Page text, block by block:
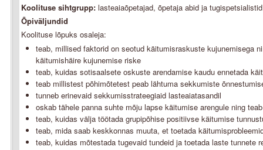
Koolituse sihtgrupp: lasteaiaõpetajad, õpetaja abid ja tugispetsialistid
Õpiväljundid
Koolituse lõpuks osaleja:
teab, millised faktorid on seotud käitumisraskuste kujunemisega
käitumishäire kujunemise riske
teab, kuidas sotisaalsete oskuste arendamise kaudu ennetada
teab millistest põhimõtetest peab lähtuma sekkumiste
tunneb erinevaid sekkumisstrateegiaid lasteaiatasandil
oskab tähele panna suhte mõju lapse käitumise arengule ning
teab, kuidas välja töötada grupipõhise positiivse käitumise
teab, mida saab keskkonnas muuta, et toetada
teab, kuidas mõtestada tugevaid tundeid ja toetada laste tunnete